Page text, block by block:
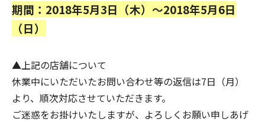
期間：2018年5月3日（木）〜2018年5月6日
（日）
▲上記の店舗について
休業中にいただいたお問い合わせ等の返信は7日（月）
より、順次対応させていただきます。
ご迷惑をお掛けいたしますが、よろしくお願い申しあげ